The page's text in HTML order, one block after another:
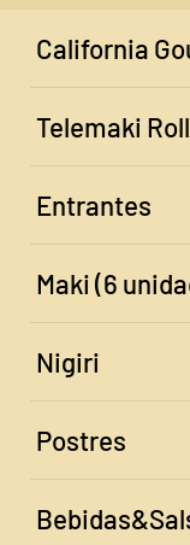
California
Telemaki
Entrantes
Maki (6
Nigiri
Postres